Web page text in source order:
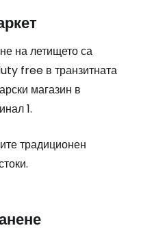
на летището са
free в транзитната
магазин в
1.
традиционен